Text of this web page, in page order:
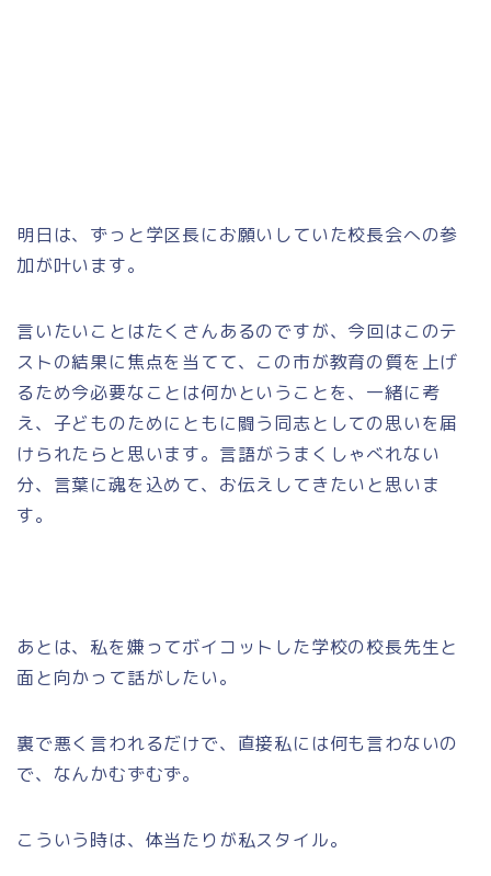
明日は、ずっと学区長にお願いしていた校長会への参
加が叶います。
言いたいことはたくさんあるのですが、今回はこのテ
ストの結果に焦点を当てて、この市が教育の質を上げ
るため今必要なことは何かということを、一緒に考
え、子どものためにともに闘う同志としての思いを届
けられたらと思います。言語がうまくしゃべれない
分、言葉に魂を込めて、お伝えしてきたいと思いま
す。
あとは、私を嫌ってボイコットした学校の校長先生と
面と向かって話がしたい。
裏で悪く言われるだけで、直接私には何も言わないの
で、なんかむずむず。
こういう時は、体当たりが私スタイル。